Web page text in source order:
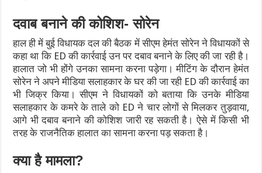
दवाब बनाने की कोशिश- सोरेन
हाल ही में बुई विधायक दल की बैठक में सीएम हेमंत सोरेन ने विधायकों से
कहा था कि ED की कार्रवाई उन पर दबाव बनाने के लिए की जा रही है।
हालात जो भी होंगे उनका सामना करना पड़ेगा। मीटिंग के दौरान हेमंत
सोरेन ने अपने मीडिया सलाहकार के घर की जा रही ED की कार्रवाई का
भी जिक्र किया। सीएम ने विधायकों को बताया कि उनके मीडिया
सलाहकार के कमरे के ताले को ED ने चार लोगों से मिलकर तुड़वाया,
आगे भी दबाव बनाने की कोशिश जारी रह सकती है। ऐसे में किसी भी
तरह के राजनैतिक हालात का सामना करना पड़ सकता है।
क्या है मामला?